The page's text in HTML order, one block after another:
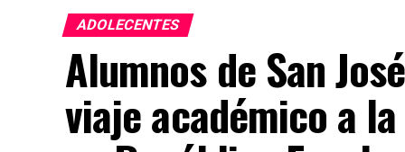
a cambios en el comportamiento del
rasque constantemente la zona afectada.
Ante cualquier sospecha se pide no
inmediato a las autoridades del campo o
mantienen brigadas haciendo recorridos
ADOLECENTES
Alumnos de San
viaje académico a